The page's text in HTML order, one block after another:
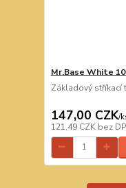
Mr.Base White
Základový stříkací
147,00 CZK/
121,49 CZK bez